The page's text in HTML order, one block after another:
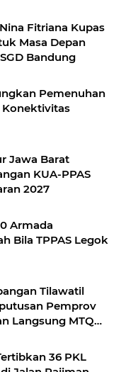
Fitriana Kupas
Masa Depan
Bandung
Pemenuhan
Konektivitas
Jawa Barat
KUA-PPAS
2027
Armada
Bila TPPAS Legok
Tilawatil
Pemprov
Langsung MTQ
36 PKL